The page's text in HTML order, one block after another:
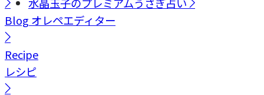
Blog オレペエディター
Recipe
レシピ